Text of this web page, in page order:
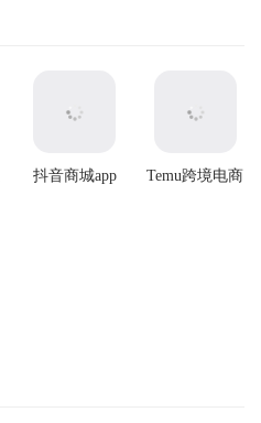
抖音商城app
Temu跨境电商